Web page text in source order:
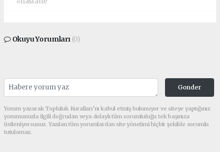
Okuyu Yorumları (0)
Gonder
Yorum yazarak Topluluk Kuralları’nı kabul etmiş bulunuyor ve siteye yaptığınız
yorumunuzla ilgili doğrudan veya dolaylı tüm sorumluluğu tek başınıza
üstleniyorsunuz. Yazılan tüm yorumlardan site yönetimi hiçbir şekilde sorumlu
tutulamaz.